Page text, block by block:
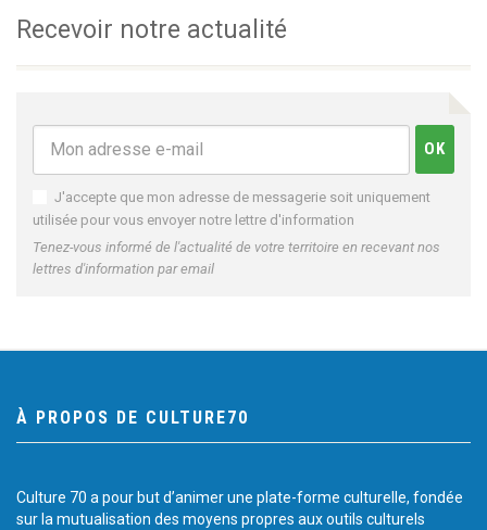
Recevoir notre actualité
J'accepte que mon adresse de messagerie soit uniquement
utilisée pour vous envoyer notre lettre d'information
Tenez-vous informé de l'actualité de votre territoire en recevant nos
lettres d'information par email
À PROPOS DE CULTURE70
Culture 70 a pour but d’animer une plate-forme culturelle, fondée
sur la mutualisation des moyens propres aux outils culturels